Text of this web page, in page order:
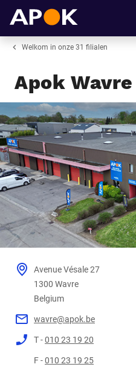
Welkom in onze 31 filialen
Apok Wavre
1300
Belgium
wavre@apok.be
T -010 23 19 20
F -010 23 19 25